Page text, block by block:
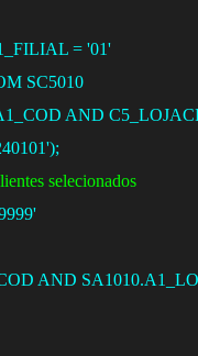
= '01'
SC5010
AND
);
selecionados
AND